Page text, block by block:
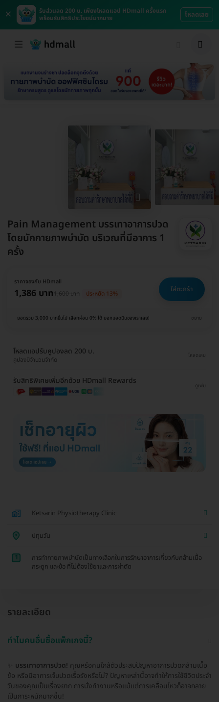
×
รับส่วนลด 200 บ. เพียงโหลดแอป HDmall ครั้งแรก
พร้อมรับสิทธิประโยชน์มากมาย
โหลดเลย
Pain Management บรรเทาอาการปวด
โดยนักกายภาพบำบัด บริเวณที่มีอาการ 1
ครั้ง
ราคาจองกับ HDmall
1,386 บาท1,600 บาท ประหยัด 13% ใส่ตะกร้า
ยอดรวม 3,000 บาทขึ้นไป เลือกผ่อน 0% ได้ บอกแอดมินของเราเลย! ขยาย
โหลดแอปรับคูปองลด 200 บ.
คูปองมีจำนวนจำกัด
โหลดเลย
รับสิทธิพิเศษเพิ่มอีกด้วย HDmall Rewards
ดูเพิ่ม
Ketsarin Physiotherapy Clinic
ปทุมวัน
1
การทำกายภาพบำบัดเป็นทางเลือกในการรักษาอาการเกี่ยวกับกล้ามเนื้อ
กระดูก และข้อ ที่ไม่ต้องใช้ยาและการผ่าตัด
รายละเอียด
ทำไมคนอื่นซื้อแพ็กเกจนี้?
บรรเทาอาการปวด! คุณหรือคนใกล้ตัวประสบปัญหาอาการปวดกล้ามเนื้อ
ข้อ หรือมีอาการเจ็บปวดเรื้อรังหรือไม่? ปัญหาเหล่านี้อาจทำให้การใช้ชีวิตประจำ
วันของคุณเป็นเรื่องยาก การนั่งทำงานหรือแม้แต่การเคลื่อนไหวก็อาจกลาย
เป็นภาระหนักมากขึ้น!